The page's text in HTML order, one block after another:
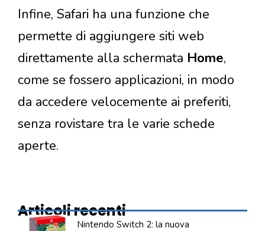
Infine, Safari ha una funzione che
permette di aggiungere siti web
direttamente alla schermata Home,
come se fossero applicazioni, in modo
da accedere velocemente ai preferiti,
senza rovistare tra le varie schede
aperte.
Articoli recenti
Nintendo Switch 2: la nuova